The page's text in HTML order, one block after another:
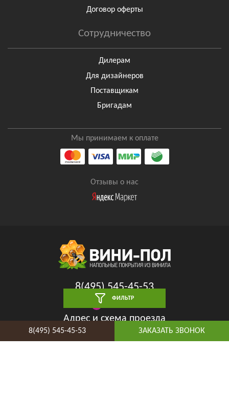
ФИЛЬТР
Договор оферты
Сотрудничество
Дилерам
Для дизайнеров
Поставщикам
Бригадам
Мы принимаем к оплате
Отзывы о нас
8(495) 545-45-53
Адрес и схема проезда
8(495) 545-45-53 ЗАКАЗАТЬ ЗВОНОК